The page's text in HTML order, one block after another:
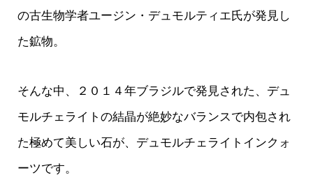
の古生物学者ユージン・デュモルティエ氏が発見し
た鉱物。
そんな中、２０１４年ブラジルで発見された、デュ
モルチェライトの結晶が絶妙なバランスで内包され
た極めて美しい石が、デュモルチェライトインクォ
ーツです。